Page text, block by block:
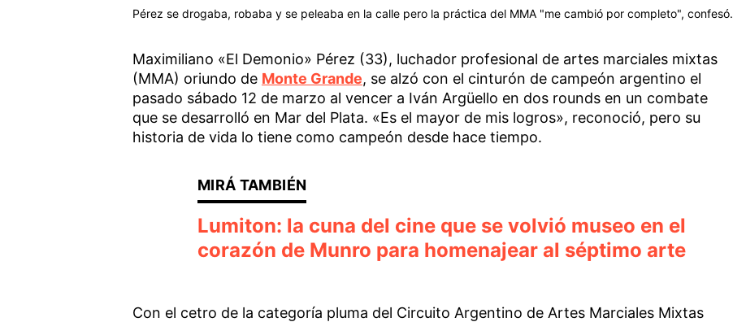
Pérez se drogaba, robaba y se peleaba en la calle pero la práctica del MMA "me cambió por completo", confesó.
Maximiliano «El Demonio» Pérez (33), luchador profesional de artes marciales mixtas
(MMA) oriundo de Monte Grande, se alzó con el cinturón de campeón argentino el
pasado sábado 12 de marzo al vencer a Iván Argüello en dos rounds en un combate
que se desarrolló en Mar del Plata. «Es el mayor de mis logros», reconoció, pero su
historia de vida lo tiene como campeón desde hace tiempo.
Lumiton: la cuna del cine que se volvió museo en el
corazón de Munro para homenajear al séptimo arte
Con el cetro de la categoría pluma del Circuito Argentino de Artes Marciales Mixtas